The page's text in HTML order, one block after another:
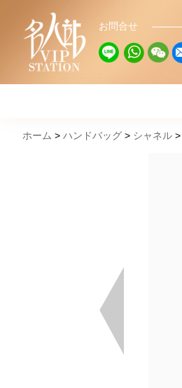
お問合せ
ホーム ハンドバッグ シャネル